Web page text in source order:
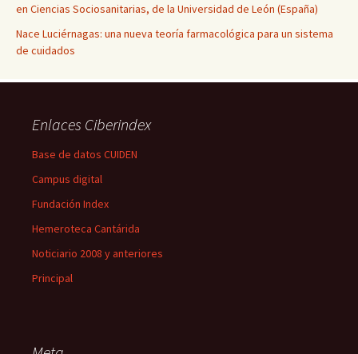
en Ciencias Sociosanitarias, de la Universidad de León (España)
Nace Luciérnagas: una nueva teoría farmacológica para un sistema
de cuidados
Enlaces Ciberindex
Base de datos CUIDEN
Campus digital
Fundación Index
Hemeroteca Cantárida
Noticiario 2008 y anteriores
Principal